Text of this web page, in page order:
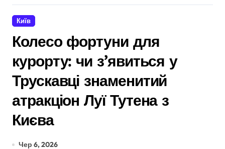
Київ
Колесо фортуни для
курорту: чи з’явиться у
Трускавці знаменитий
атракціон Луї Тутена з
Києва
Чер 6, 2026